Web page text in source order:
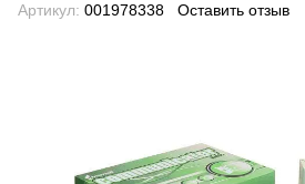
Артикул: 001978338 Оставить отзыв